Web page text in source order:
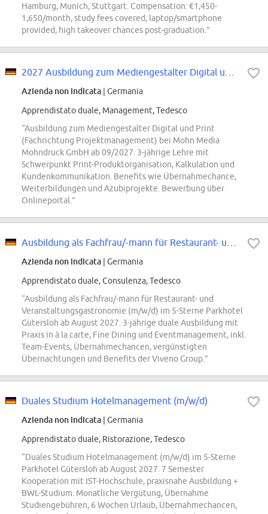
Hamburg, Munich, Stuttgart. Compensation: €1,450-
1,650/month, study fees covered, laptop/smartphone
provided, high takeover chances post-graduation.”
Azienda non indicata | Germania
Apprendistato duale, Management, Tedesco
“Ausbildung zum Mediengestalter Digital und Print
(Fachrichtung Projektmanagement) bei Mohn Media
Mohndruck GmbH ab 09/2027. 3-jährige Lehre mit
Schwerpunkt Print-Produktorganisation, Kalkulation und
Kundenkommunikation. Benefits wie Übernahmechance,
Weiterbildungen und Azubiprojekte. Bewerbung über
Onlineportal.”
Azienda non indicata | Germania
Apprendistato duale, Consulenza, Tedesco
“Ausbildung als Fachfrau/-mann für Restaurant- und
Veranstaltungsgastronomie (m/w/d) im 5-Sterne Parkhotel
Gütersloh ab August 2027. 3-jährige duale Ausbildung mit
Praxis in à la carte, Fine Dining und Eventmanagement, inkl.
Team-Events, Übernahmechancen, vergünstigten
Übernachtungen und Benefits der Viveno Group.”
Duales Studium Hotelmanagement (m/w/d)
Azienda non indicata | Germania
Apprendistato duale, Ristorazione, Tedesco
“Duales Studium Hotelmanagement (m/w/d) im 5-Sterne
Parkhotel Gütersloh ab August 2027. 7 Semester
Kooperation mit IST-Hochschule, praxisnahe Ausbildung +
BWL-Studium. Monatliche Vergütung, Übernahme
Studiengebühren, 6 Wochen Urlaub, Übernahmechancen,